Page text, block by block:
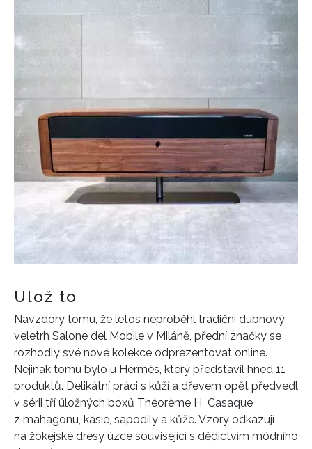
Ulož to
Navzdory tomu, že letos neproběhl tradiční dubnový
veletrh Salone del Mobile v Miláně, přední značky se
rozhodly své nové kolekce odprezentovat online.
Nejinak tomu bylo u Hermès, který představil hned 11
produktů. Delikátní práci s kůží a dřevem opět předvedl
v sérii tří úložných boxů Théorème H Casaque
z mahagonu, kasie, sapodily a kůže. Vzory odkazují
na žokejské dresy úzce související s dědictvím módního